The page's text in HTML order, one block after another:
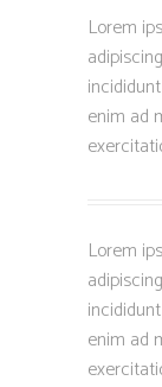
Lorem
enim ad
Lorem
enim ad